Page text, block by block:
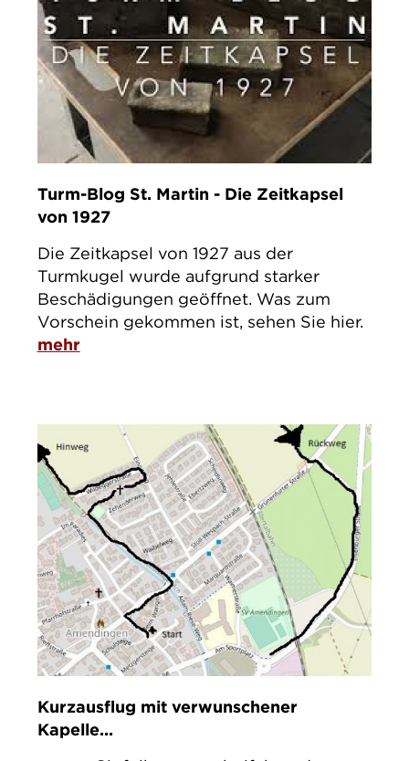
Turm-Blog St. Martin - Die Zeitkapsel
von 1927
Die Zeitkapsel von 1927 aus der
Turmkugel wurde aufgrund starker
Beschädigungen geöffnet. Was zum
Vorschein gekommen ist, sehen Sie hier.
mehr
Kurzausflug mit verwunschener
Kapelle...